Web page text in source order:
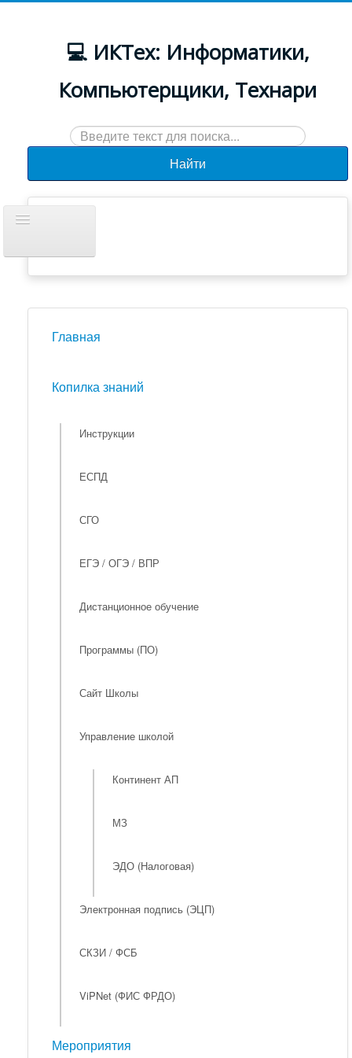
💻 ИКТех: Информатики,
Компьютерщики, Технари
Искать...
Найти
навигацию
Новости
Главная
Копилка знаний
Инструкции
ЕСПД
СГО
ЕГЭ / ОГЭ / ВПР
Дистанционное обучение
Программы (ПО)
Сайт Школы
Управление школой
Континент АП
МЗ
ЭДО (Налоговая)
Электронная подпись (ЭЦП)
СКЗИ / ФСБ
ViPNet (ФИС ФРДО)
Мероприятия